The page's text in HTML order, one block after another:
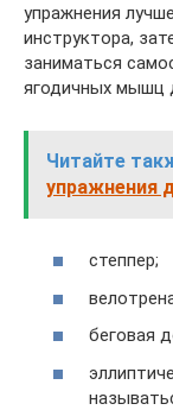
упражнения
инструктора,
заниматься
ягодичных мышц
Читайте
упражнения
степпер;
беговая